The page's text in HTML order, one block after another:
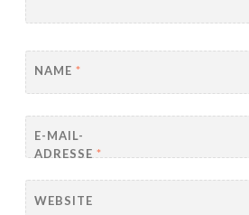
NAME *
E-MAIL-
ADRESSE *
WEBSITE